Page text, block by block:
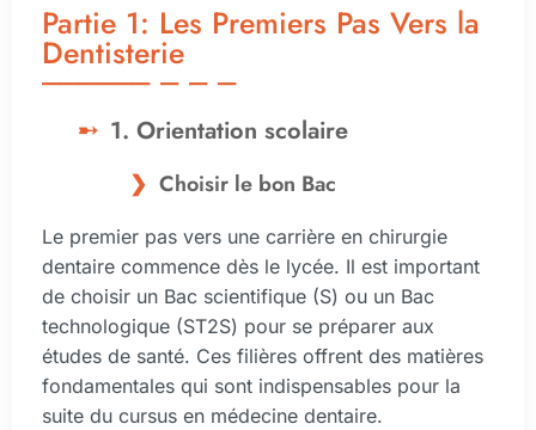
Partie 1: Les Premiers Pas Vers la
Dentisterie
1. Orientation scolaire
Choisir le bon Bac
Le premier pas vers une carrière en chirurgie
dentaire commence dès le lycée. Il est important
de choisir un Bac scientifique (S) ou un Bac
technologique (ST2S) pour se préparer aux
études de santé. Ces filières offrent des matières
fondamentales qui sont indispensables pour la
suite du cursus en médecine dentaire.